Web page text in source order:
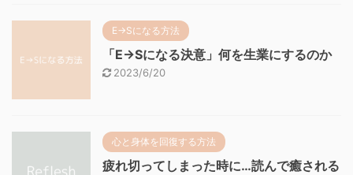
E→Sになる方法
「E→Sになる決意」何を生業にするのか
2023/6/20
心と身体を回復する方法
疲れ切ってしまった時に…読んで癒される